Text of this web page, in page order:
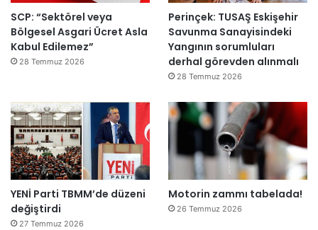
SCP: “Sektörel veya
Bölgesel Asgari Ücret Asla
Kabul Edilemez”
28 Temmuz 2026
Perinçek: TUSAŞ Eskişehir
Savunma Sanayisindeki
Yangının sorumluları
derhal görevden alınmalı
28 Temmuz 2026
YENİ Parti TBMM’de düzeni
değiştirdi
27 Temmuz 2026
Motorin zammı tabelada!
26 Temmuz 2026